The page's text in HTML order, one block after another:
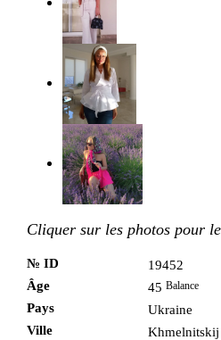
Cliquer sur les photos pour
№ ID
19452
Âge
45 Balance
Pays
Ukraine
Ville
Khmelnitskij